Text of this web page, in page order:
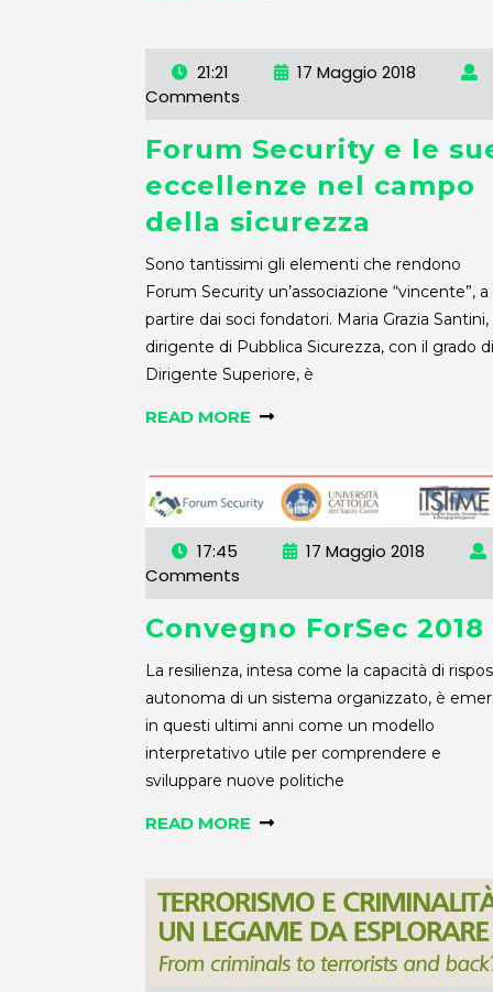
21:21
17 Maggio 2018
Comments
Forum Security e le
eccellenze nel campo
della sicurezza
Sono tantissimi gli elementi che rendono
Forum Security un’associazione “vincente”, a
partire dai soci fondatori. Maria Grazia Santini,
dirigente di Pubblica Sicurezza, con il grado di
Dirigente Superiore, è
READ MORE
17:45
17 Maggio 2018
Comments
Convegno ForSec 2018
La resilienza, intesa come la capacità di
autonoma di un sistema organizzato, è
in questi ultimi anni come un modello
interpretativo utile per comprendere e
sviluppare nuove politiche
READ MORE